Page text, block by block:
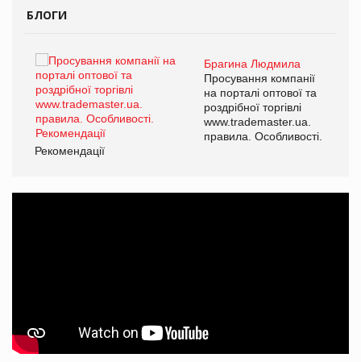
БЛОГИ
Брагина Людмила
Просування компанії
на порталі оптової та
роздрібної торгівлі
www.trademaster.ua.
правила. Особливості.
Рекомендації